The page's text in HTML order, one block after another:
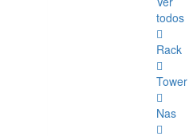
todos
Rack
Tower
Nas